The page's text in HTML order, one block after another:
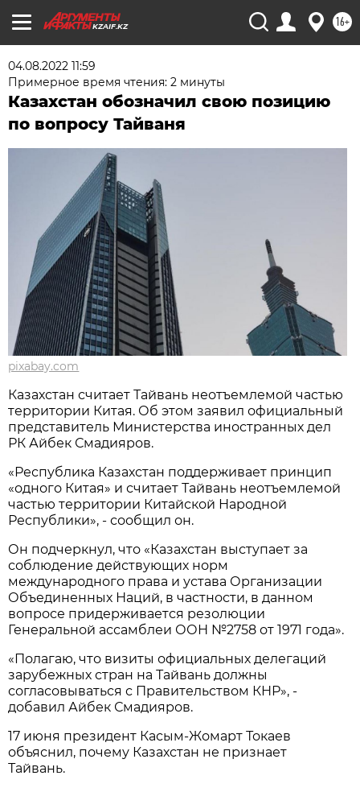
KZAIF.KZ 16+
04.08.2022 11:59
Примерное время чтения: 2 минуты
Казахстан обозначил свою позицию
по вопросу Тайваня
pixabay.com
Казахстан считает Тайвань неотъемлемой частью
территории Китая. Об этом заявил официальный
представитель Министерства иностранных дел
РК Айбек Смадияров.
«Республика Казахстан поддерживает принцип
«одного Китая» и считает Тайвань неотъемлемой
частью территории Китайской Народной
Республики», - сообщил он.
Он подчеркнул, что «Казахстан выступает за
соблюдение действующих норм
международного права и устава Организации
Объединенных Наций, в частности, в данном
вопросе придерживается резолюции
Генеральной ассамблеи ООН №2758 от 1971 года».
«Полагаю, что визиты официальных делегаций
зарубежных стран на Тайвань должны
согласовываться с Правительством КНР», -
добавил Айбек Смадияров.
17 июня президент Касым-Жомарт Токаев
объяснил, почему Казахстан не признает
Тайвань.